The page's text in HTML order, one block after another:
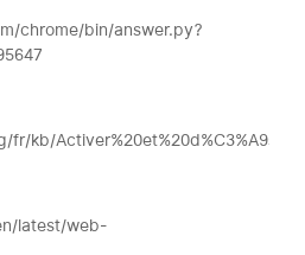
chrome/bin/answer.py?
kb/
latest/web-